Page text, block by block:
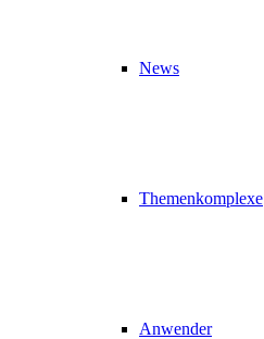
News
Themenkomplexe
Anwender